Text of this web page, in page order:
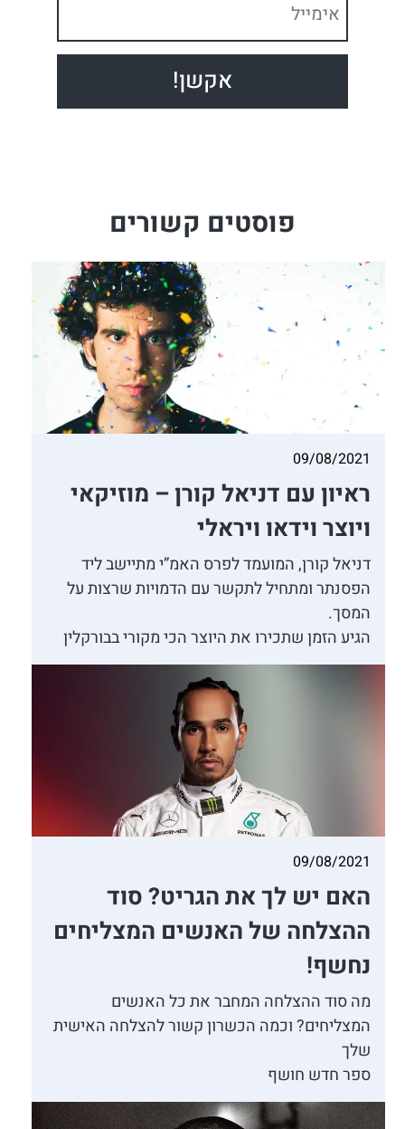
פוסטים קשורים
09/08/2021
ראיון עם דניאל קורן – מוזיקאי
ויוצר וידאו ויראלי
דניאל קורן, המועמד לפרס האמ”י מתיישב ליד
הפסנתר ומתחיל לתקשר עם הדמויות שרצות על
המסך.
הגיע הזמן שתכירו את היוצר הכי מקורי בבורקלין
09/08/2021
האם יש לך את הגריט? סוד
ההצלחה של האנשים המצליחים
נחשף!
מה סוד ההצלחה המחבר את כל האנשים
המצליחים? וכמה הכשרון קשור להצלחה האישית
שלך
ספר חדש חושף